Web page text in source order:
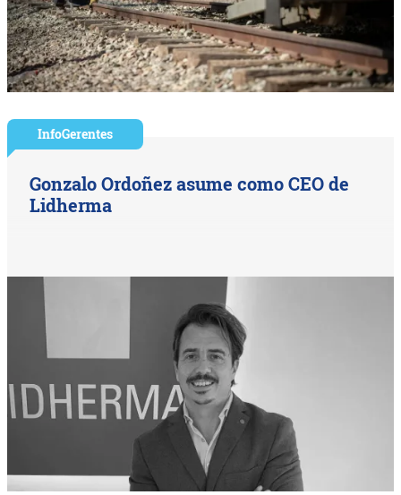
InfoGerentes
Gonzalo Ordoñez asume como CEO de
Lidherma